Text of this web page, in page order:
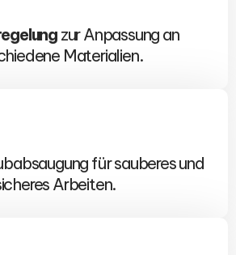
zur Anpassung an
Materialien.
für sauberes und
Arbeiten.